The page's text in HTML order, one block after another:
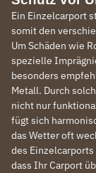
Ein Einzelcarport
somit den
Um Schäden wie
spezielle
besonders
Metall. Durch
nicht nur
fügt sich
das Wetter oft
des
dass Ihr Carport